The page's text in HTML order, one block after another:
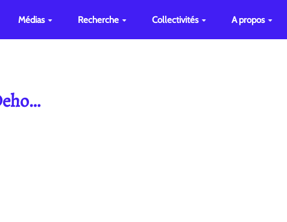
Médias Recherche Collectivités A propos